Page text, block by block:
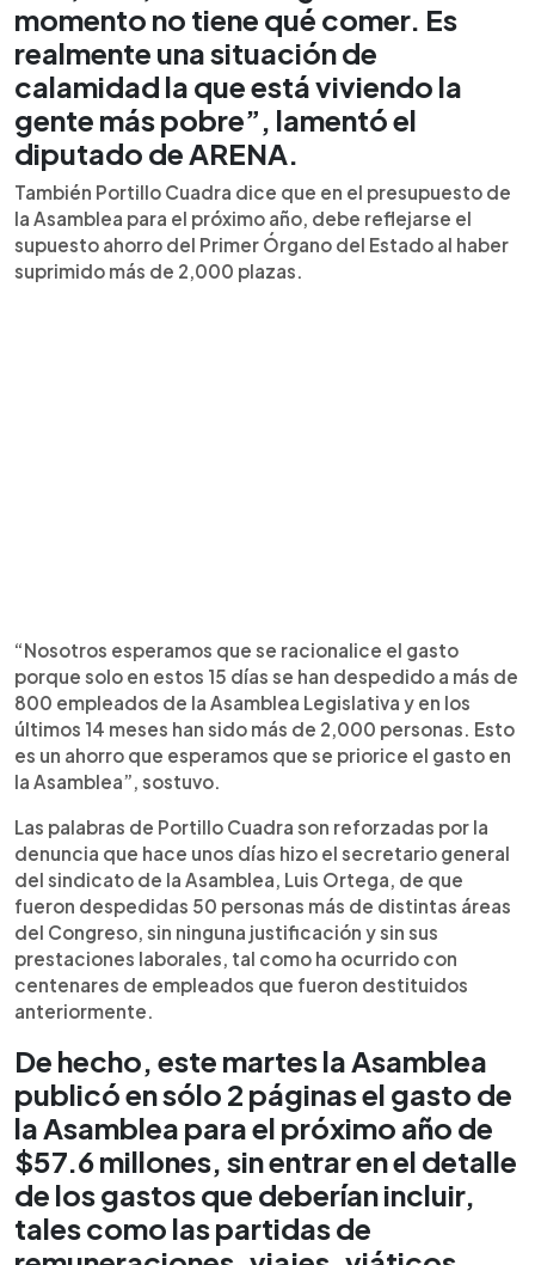
momento no tiene qué comer. Es
realmente una situación de
calamidad la que está viviendo la
gente más pobre”, lamentó el
diputado de ARENA.
También Portillo Cuadra dice que en el presupuesto de
la Asamblea para el próximo año, debe reflejarse el
supuesto ahorro del Primer Órgano del Estado al haber
suprimido más de 2,000 plazas.
“Nosotros esperamos que se racionalice el gasto
porque solo en estos 15 días se han despedido a más de
800 empleados de la Asamblea Legislativa y en los
últimos 14 meses han sido más de 2,000 personas. Esto
es un ahorro que esperamos que se priorice el gasto en
la Asamblea”, sostuvo.
Las palabras de Portillo Cuadra son reforzadas por la
denuncia que hace unos días hizo el secretario general
del sindicato de la Asamblea, Luis Ortega, de que
fueron despedidas 50 personas más de distintas áreas
del Congreso, sin ninguna justificación y sin sus
prestaciones laborales, tal como ha ocurrido con
centenares de empleados que fueron destituidos
anteriormente.
De hecho, este martes la Asamblea
publicó en sólo 2 páginas el gasto de
la Asamblea para el próximo año de
$57.6 millones, sin entrar en el detalle
de los gastos que deberían incluir,
tales como las partidas de